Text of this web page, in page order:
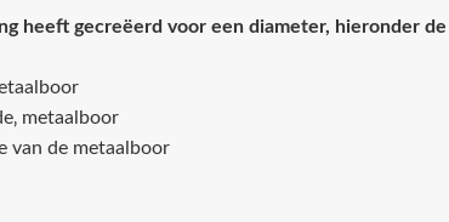
heeft gecreëerd voor een diameter, hieronder
metaalboor
van de metaalboor